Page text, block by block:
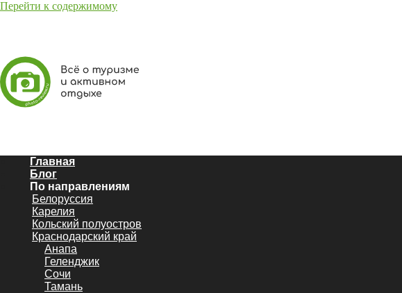
Перейти к содержимому
Главная
Блог
По направлениям
Белоруссия
Карелия
Кольский полуостров
Краснодарский край
Анапа
Геленджик
Сочи
Тамань